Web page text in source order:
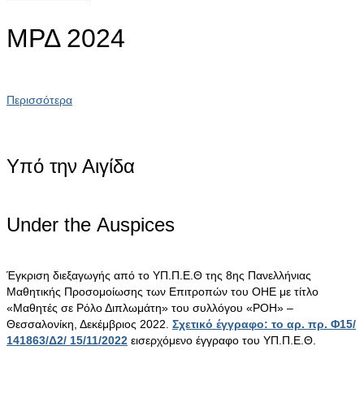
ΜΡΔ 2024
Περισσότερα
Υπό την Αιγίδα
Under the Αuspices
Έγκριση διεξαγωγής από το ΥΠ.Π.Ε.Θ της 8ης Πανελλήνιας
Μαθητικής Προσομοίωσης των Επιτροπών του ΟΗΕ με τίτλο
«Μαθητές σε Ρόλο Διπλωμάτη» του συλλόγου «ΡΟΗ» –
Θεσσαλονίκη, Δεκέμβριος 2022. Σχετικό έγγραφο: το αρ. πρ. Φ15/
141863/Δ2/ 15/11/2022 εισερχόμενο έγγραφο του ΥΠ.Π.Ε.Θ.